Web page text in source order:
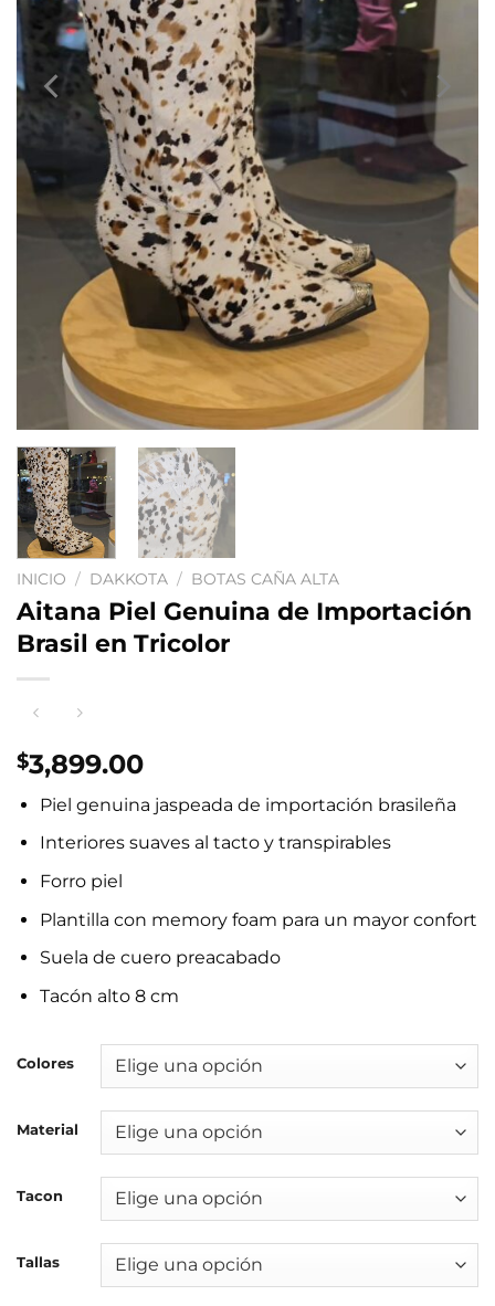
INICIO / DAKKOTA / BOTAS CAÑA ALTA
Aitana Piel Genuina de Importación
Brasil en Tricolor
$3,899.00
Piel genuina jaspeada de importación brasileña
Interiores suaves al tacto y transpirables
Forro piel
Plantilla con memory foam para un mayor confort
Suela de cuero preacabado
Tacón alto 8 cm
Colores
Material
Tacon
Tallas